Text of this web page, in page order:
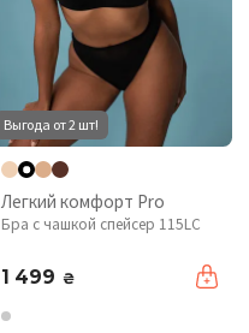
Выгода от 2 шт!
Легкий комфорт Pro
Бра с чашкой спейсер 115LC
1 499 ₴